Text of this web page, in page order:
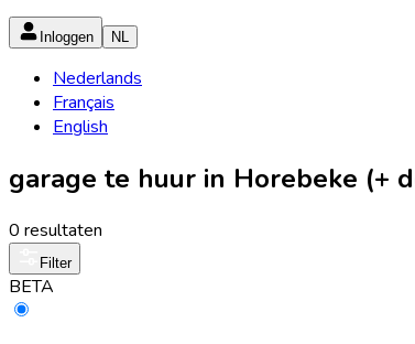
Inloggen NL
Nederlands
Français
English
garage te huur in Horebeke (+
0 resultaten
Filter
BETA